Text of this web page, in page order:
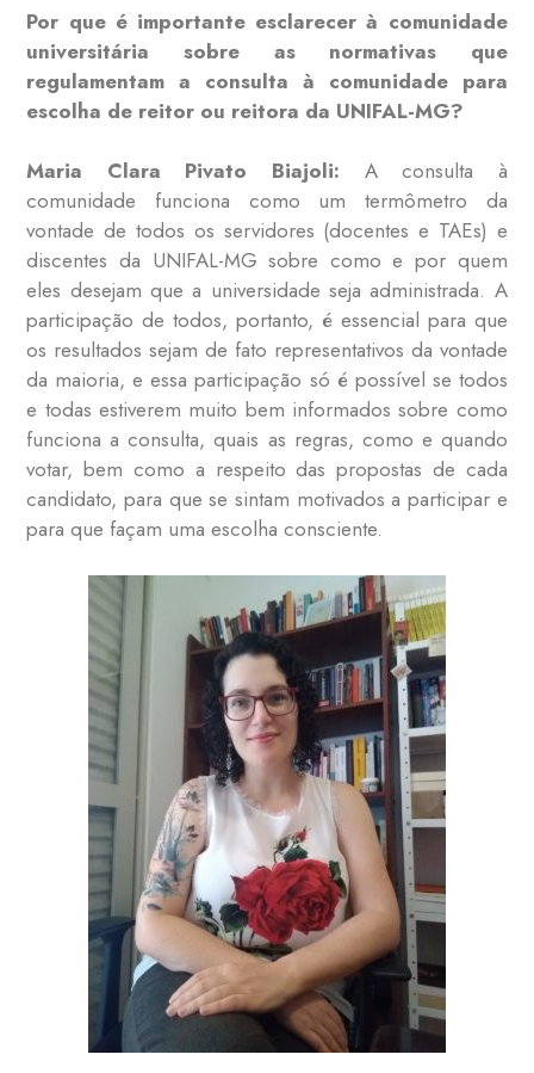
Por que é importante esclarecer à comunidade
universitária sobre as normativas que
regulamentam a consulta à comunidade para
escolha de reitor ou reitora da UNIFAL-MG?
Maria Clara Pivato Biajoli: A consulta à
comunidade funciona como um termômetro da
vontade de todos os servidores (docentes e TAEs) e
discentes da UNIFAL-MG sobre como e por quem
eles desejam que a universidade seja administrada. A
participação de todos, portanto, é essencial para que
os resultados sejam de fato representativos da vontade
da maioria, e essa participação só é possível se todos
e todas estiverem muito bem informados sobre como
funciona a consulta, quais as regras, como e quando
votar, bem como a respeito das propostas de cada
candidato, para que se sintam motivados a participar e
para que façam uma escolha consciente.